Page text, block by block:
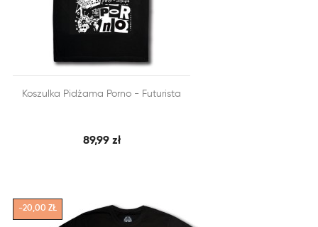
DODAJ DO KOSZYKA
SZYBKI PODGLĄD
Koszulka Pidżama Porno - Futurista
89,99 zł
-20,00 ZŁ